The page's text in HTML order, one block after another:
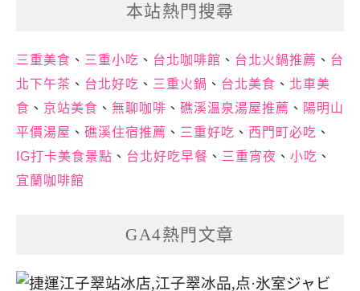
本站熱門搜尋
三重美食 、 三重小吃 、 台北咖啡館 、 台北火鍋推薦 、 台
北下午茶 、 台北好吃 、 三重火鍋 、 台北美食 、 北車美
食 、 京站美食 、 無聊咖啡 、 礁溪溫泉湯屋推薦 、 陽明山
平價湯屋 、 礁溪住宿推薦 、 三重好吃 、 西門町必吃 、
IG打卡美食景點 、 台北好吃早餐 、 三重宵夜 、 小吃 、
宜蘭咖啡館
GA4熱門文章